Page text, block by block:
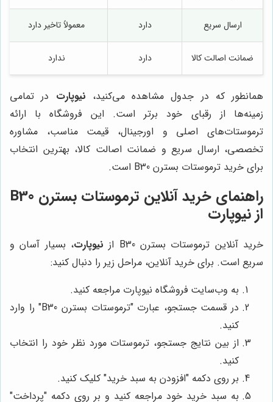
ارسال سریع دارد معمولاً تاخیر دارد
ضمانت اصالت کالا دارد ندارد
همانطور که در جدول مشاهده می‌کنید، نیوپارت در تمامی
زمینه‌ها از رقبای خود برتر است. این فروشگاه با ارائه
ترموستات‌های اصلی و اورجینال، قیمت مناسب، مشاوره
تخصصی، ارسال سریع و ضمانت اصالت کالا، بهترین انتخاب
برای خرید ترموستات بسترن B30 است.
راهنمای خرید آنلاین ترموستات بسترن B30
از نیوپارت
خرید آنلاین ترموستات بسترن B30 از نیوپارت، بسیار آسان و
سریع است. برای خرید آنلاین، مراحل زیر را دنبال کنید:
به وب‌سایت فروشگاه نیوپارت مراجعه کنید.
در قسمت جستجو، عبارت "ترموستات بسترن B30" را وارد
کنید.
از بین نتایج جستجو، ترموستات مورد نظر خود را انتخاب
کنید.
بر روی دکمه "افزودن به سبد خرید" کلیک کنید.
به سبد خرید خود مراجعه کنید و بر روی دکمه "پرداخت"